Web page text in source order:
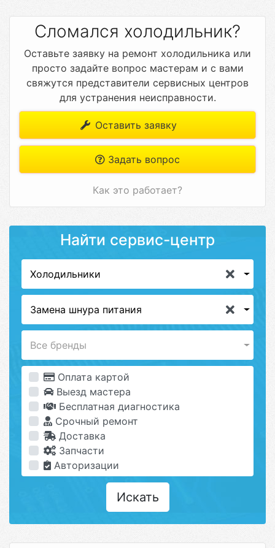
Сломался холодильник?
Оставьте заявку на ремонт холодильника или
просто задайте вопрос мастерам и с вами
свяжутся представители сервисных центров
для устранения неисправности.
Оставить заявку
Задать вопрос
Как это работает?
Найти сервис-центр
Холодильники
Замена шнура питания
Все бренды
Оплата картой
Выезд мастера
Бесплатная диагностика
Срочный ремонт
Доставка
Запчасти
Авторизации
Искать